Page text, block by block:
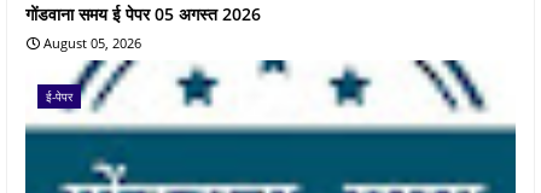
गोंडवाना समय ई पेपर 05 अगस्त 2026
August 05, 2026
ई-पेपर